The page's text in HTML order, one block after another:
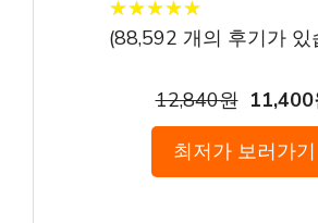
★★★★★
★★★★★
(88,592 개의 후기가 있
12,840원 11,400
최저가 보러가기